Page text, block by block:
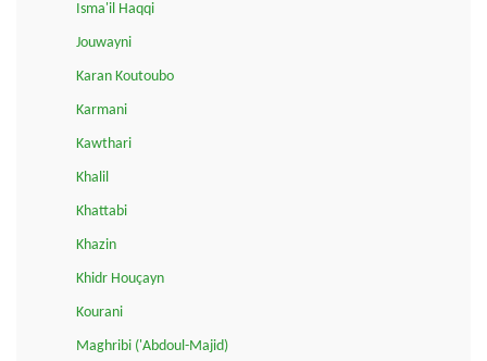
Isma'il Haqqi
Jouwayni
Karan Koutoubo
Karmani
Kawthari
Khalil
Khattabi
Khazin
Khidr Houçayn
Kourani
Maghribi ('Abdoul-Majid)